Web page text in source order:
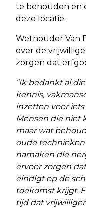
te behouden en
deze locatie.
Wethouder Van
over de
zorgen dat
“Ik bedankt al
kennis,
inzetten voor
Mensen die niet
maar wat
oude
namaken die
ervoor zorgen
eindigt op de
toekomst krijgt.
tijd dat